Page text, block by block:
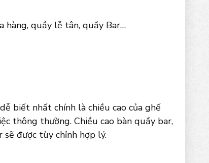
hàng, quầy lễ tân, quầy Bar…
biết nhất chính là chiều cao của ghế
thông thường. Chiều cao bàn quầy bar,
sẽ được tùy chỉnh hợp lý.